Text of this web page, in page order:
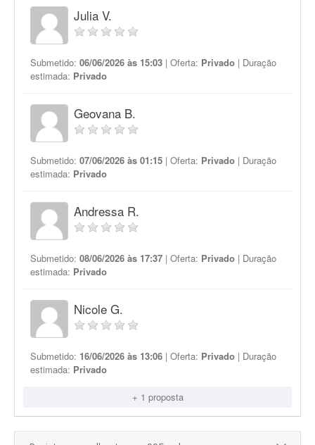
Julia V.
Submetido: 06/06/2026 às 15:03 | Oferta: Privado | Duração
estimada: Privado
Geovana B.
Submetido: 07/06/2026 às 01:15 | Oferta: Privado | Duração
estimada: Privado
Andressa R.
Submetido: 08/06/2026 às 17:37 | Oferta: Privado | Duração
estimada: Privado
Nicole G.
Submetido: 16/06/2026 às 13:06 | Oferta: Privado | Duração
estimada: Privado
+ 1 proposta